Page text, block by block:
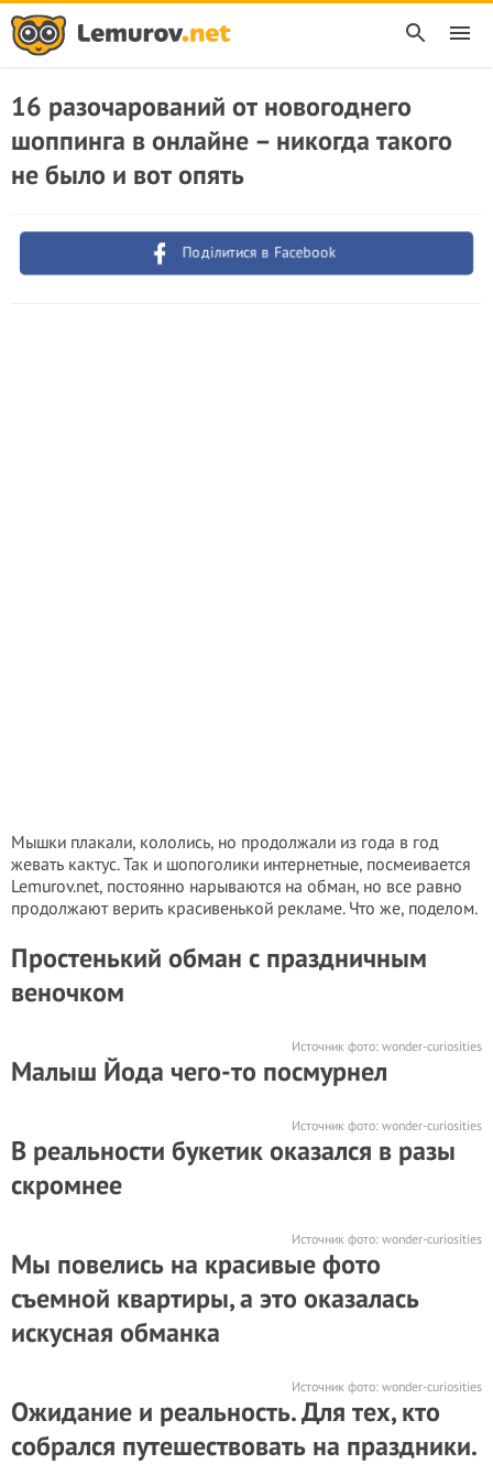
16 разочарований от новогоднего
шоппинга в онлайне – никогда такого
не было и вот опять
Поділитися в Facebook
Мышки плакали, кололись, но продолжали из года в год
жевать кактус. Так и шопоголики интернетные, посмеивается
Lemurov.net, постоянно нарываются на обман, но все равно
продолжают верить красивенькой рекламе. Что же, поделом.
Простенький обман с праздничным
веночком
Источник фото: wonder-curiosities
Малыш Йода чего-то посмурнел
Источник фото: wonder-curiosities
В реальности букетик оказался в разы
скромнее
Источник фото: wonder-curiosities
Мы повелись на красивые фото
съемной квартиры, а это оказалась
искусная обманка
Источник фото: wonder-curiosities
Ожидание и реальность. Для тех, кто
собрался путешествовать на праздники.